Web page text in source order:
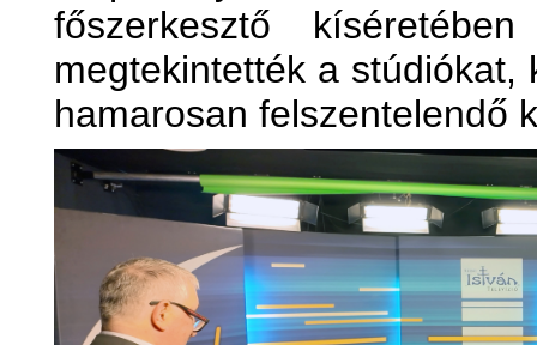
főszerkesztő
megtekintették a
hamarosan felszentelendő